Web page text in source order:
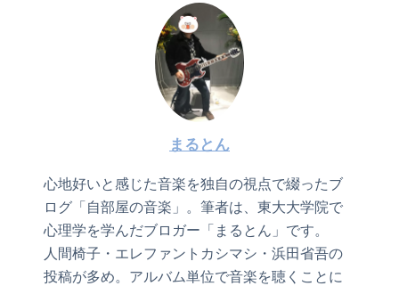
まるとん
心地好いと感じた音楽を独自の視点で綴ったブ
ログ「自部屋の音楽」。筆者は、東大大学院で
心理学を学んだブロガー「まるとん」です。
人間椅子・エレファントカシマシ・浜田省吾の
投稿が多め。アルバム単位で音楽を聴くことに